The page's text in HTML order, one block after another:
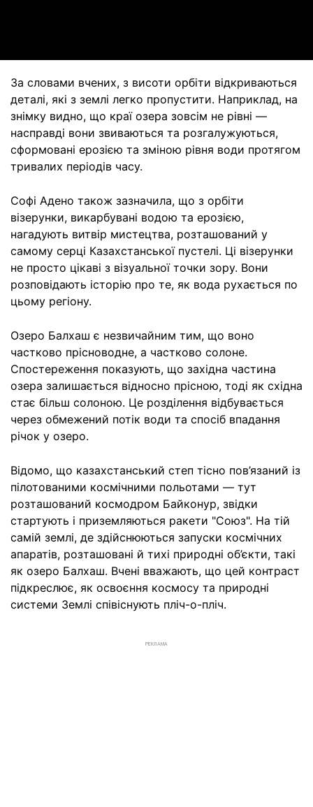
За словами вчених, з висоти орбіти відкриваються
деталі, які з землі легко пропустити. Наприклад, на
знімку видно, що краї озера зовсім не рівні —
насправді вони звиваються та розгалужуються,
сформовані ерозією та зміною рівня води протягом
тривалих періодів часу.
Софі Адено також зазначила, що з орбіти
візерунки, викарбувані водою та ерозією,
нагадують витвір мистецтва, розташований у
самому серці Казахстанської пустелі. Ці візерунки
не просто цікаві з візуальної точки зору. Вони
розповідають історію про те, як вода рухається по
цьому регіону.
Озеро Балхаш є незвичайним тим, що воно
частково прісноводне, а частково солоне.
Спостереження показують, що західна частина
озера залишається відносно прісною, тоді як східна
стає більш солоною. Це розділення відбувається
через обмежений потік води та спосіб впадання
річок у озеро.
Відомо, що казахстанський степ тісно пов’язаний із
пілотованими космічними польотами — тут
розташований космодром Байконур, звідки
стартують і приземляються ракети "Союз". На тій
самій землі, де здійснюються запуски космічних
апаратів, розташовані й тихі природні об’єкти, такі
як озеро Балхаш. Вчені вважають, що цей контраст
підкреслює, як освоєння космосу та природні
системи Землі співіснують пліч-о-пліч.
РЕКЛАМА